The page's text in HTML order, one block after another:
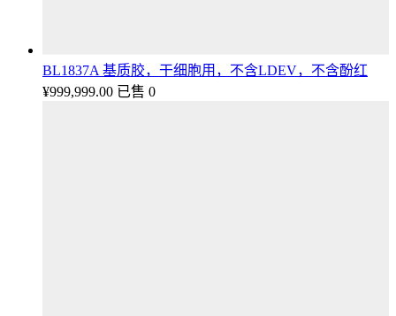
BL1837A 基质胶，干细胞用，不含LDEV，不含酚红
¥999,999.00 已售 0